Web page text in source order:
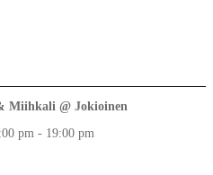
Miihkali @ Jokioinen
pm - 19:00 pm